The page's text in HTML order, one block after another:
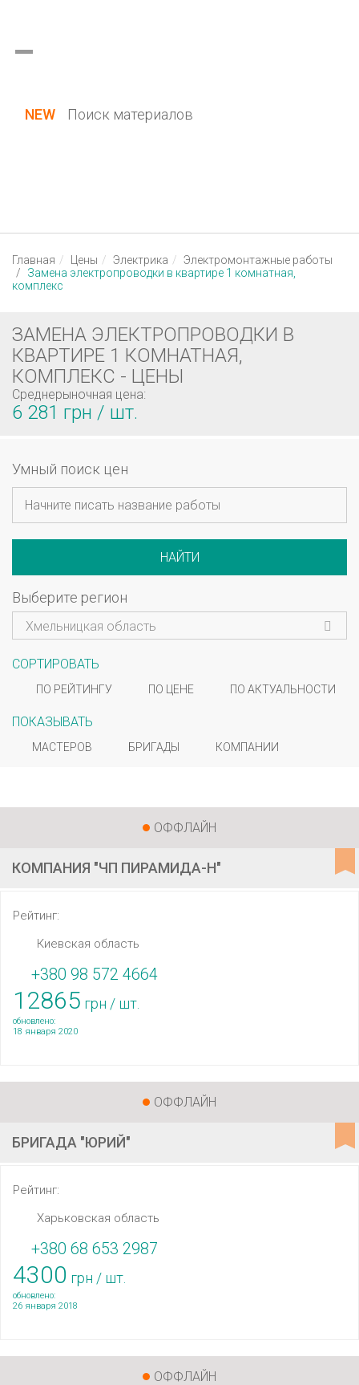
NEW Поиск материалов
Главная Цены Электрика
Электромонтажные работы
Замена электропроводки в квартире 1 комнатная,
комплекс
ЗАМЕНА ЭЛЕКТРОПРОВОДКИ В
КВАРТИРЕ 1 КОМНАТНАЯ,
КОМПЛЕКС - ЦЕНЫ
Среднерыночная цена:
6 281 грн / шт.
Умный поиск цен
НАЙТИ
Выберите регион
Хмельницкая область
СОРТИРОВАТЬ
ПО РЕЙТИНГУ ПО ЦЕНЕ ПО АКТУАЛЬНОСТИ
ПОКАЗЫВАТЬ
МАСТЕРОВ БРИГАДЫ КОМПАНИИ
ОФФЛАЙН
КОМПАНИЯ "ЧП ПИРАМИДА-Н"
Рейтинг:
Киевская область
+380 98 572 4664
12865 грн / шт.
обновлено:
18 января 2020
ОФФЛАЙН
БРИГАДА "ЮРИЙ"
Рейтинг:
Харьковская область
+380 68 653 2987
4300 грн / шт.
обновлено:
26 января 2018
ОФФЛАЙН